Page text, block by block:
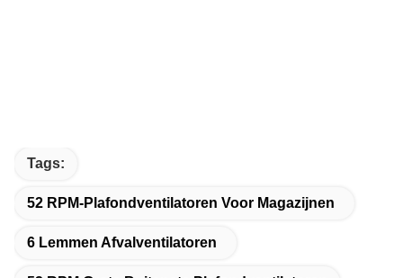
Tags:
52 RPM-Plafondventilatoren Voor Magazijnen
6 Lemmen Afvalventilatoren